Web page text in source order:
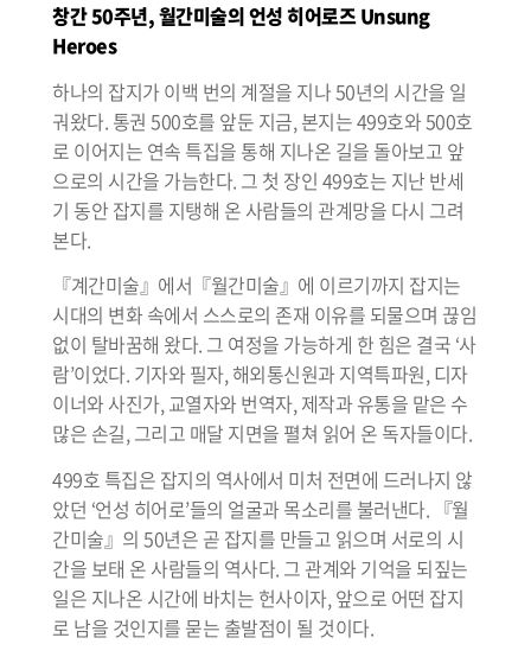
창간 50주년, 월간미술의 언성 히어로즈 Unsung
Heroes
하나의 잡지가 이백 번의 계절을 지나 50년의 시간을 일
궈왔다. 통권 500호를 앞둔 지금, 본지는 499호와 500호
로 이어지는 연속 특집을 통해 지나온 길을 돌아보고 앞
으로의 시간을 가늠한다. 그 첫 장인 499호는 지난 반세
기 동안 잡지를 지탱해 온 사람들의 관계망을 다시 그려
본다.
『계간미술』에서『월간미술』에 이르기까지 잡지는
시대의 변화 속에서 스스로의 존재 이유를 되물으며 끊임
없이 탈바꿈해 왔다. 그 여정을 가능하게 한 힘은 결국 ‘사
람’이었다. 기자와 필자, 해외통신원과 지역특파원, 디자
이너와 사진가, 교열자와 번역자, 제작과 유통을 맡은 수
많은 손길, 그리고 매달 지면을 펼쳐 읽어 온 독자들이다.
499호 특집은 잡지의 역사에서 미처 전면에 드러나지 않
았던 ‘언성 히어로’들의 얼굴과 목소리를 불러낸다. 『월
간미술』의 50년은 곧 잡지를 만들고 읽으며 서로의 시
간을 보태 온 사람들의 역사다. 그 관계와 기억을 되짚는
일은 지나온 시간에 바치는 헌사이자, 앞으로 어떤 잡지
로 남을 것인지를 묻는 출발점이 될 것이다.